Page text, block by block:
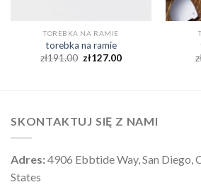
TOREBKA NA RAMIE
torebka na ramie
zł191.00 zł127.00
SKONTAKTUJ SIĘ Z NAMI
Adres:4906 Ebbtide Way, San Diego,
States